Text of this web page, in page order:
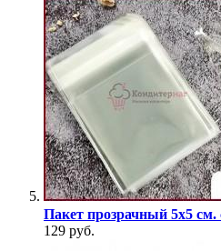
Пакет прозрачный 5х5 см.
129 руб.